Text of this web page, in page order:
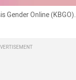
Gender Online